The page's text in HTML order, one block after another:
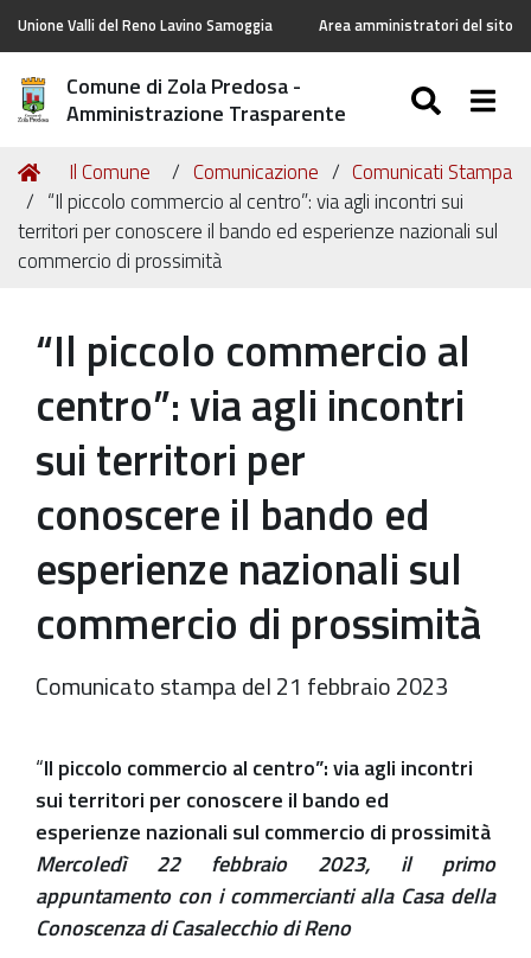
Unione Valli del Reno Lavino Samoggia Area amministratori del sito
Comune di Zola Predosa -
Amministrazione Trasparente
Tu
sei
qui:
Home
Il Comune Comunicazione
Comunicati Stampa
“Il piccolo commercio al centro”: via agli incontri sui
territori per conoscere il bando ed esperienze nazionali sul
commercio di prossimità
“Il piccolo commercio al
centro”: via agli incontri
sui territori per
conoscere il bando ed
esperienze nazionali sul
commercio di prossimità
Comunicato stampa del 21 febbraio 2023
“Il piccolo commercio al centro”: via agli incontri
sui territori per conoscere il bando ed
esperienze nazionali sul commercio di prossimità
Mercoledì 22 febbraio 2023, il primo
appuntamento con i commercianti alla Casa della
Conoscenza di Casalecchio di Reno